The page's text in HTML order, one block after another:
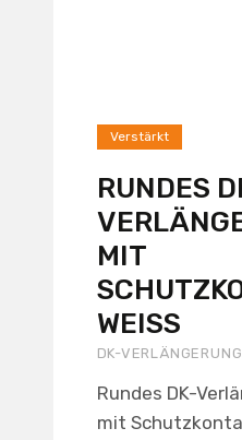
Verstärkt
RUNDES
MIT
WEISS
DK-
Rundes DK-
mit